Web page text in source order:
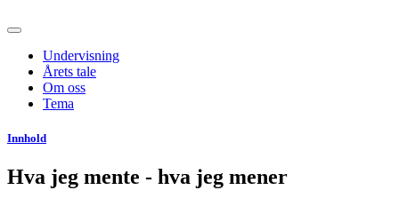
Undervisning
Årets tale
Om oss
Tema
Innhold
Hva jeg mente - hva jeg mener